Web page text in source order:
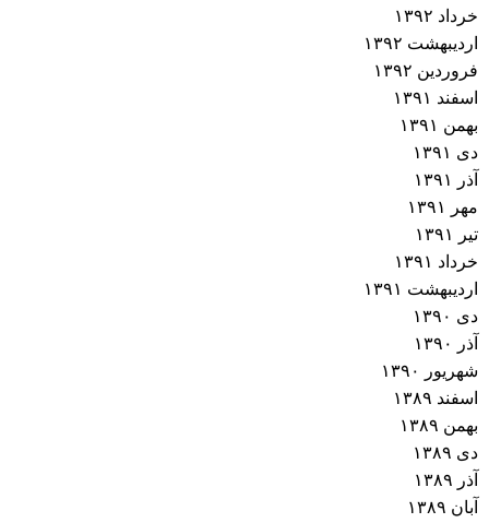
خرداد ۱۳۹۲
اردیبهشت ۱۳۹۲
فروردین ۱۳۹۲
اسفند ۱۳۹۱
بهمن ۱۳۹۱
دی ۱۳۹۱
آذر ۱۳۹۱
مهر ۱۳۹۱
تیر ۱۳۹۱
خرداد ۱۳۹۱
اردیبهشت ۱۳۹۱
دی ۱۳۹۰
آذر ۱۳۹۰
شهریور ۱۳۹۰
اسفند ۱۳۸۹
بهمن ۱۳۸۹
دی ۱۳۸۹
آذر ۱۳۸۹
آبان ۱۳۸۹